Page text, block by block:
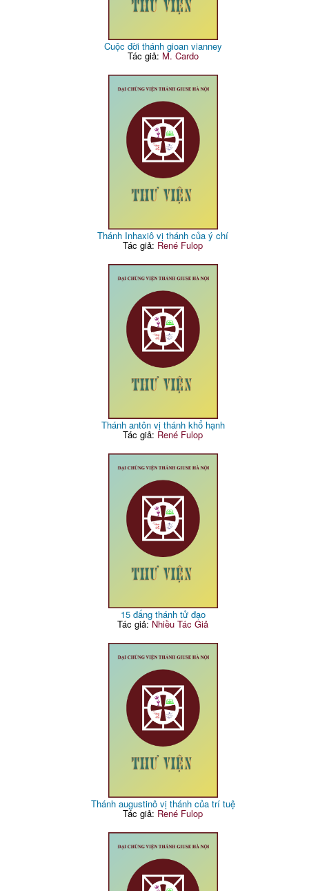
Cuộc đời thánh gioan vianney
Tác giả: M. Cardo
Thánh Inhaxiô vị thánh của ý chí
Tác giả: René Fulop
Thánh antôn vị thánh khổ hạnh
Tác giả: René Fulop
15 đấng thánh tử đạo
Tác giả:Nhiều Tác Giả
Thánh augustinô vị thánh của trí tuệ
Tác giả: René Fulop